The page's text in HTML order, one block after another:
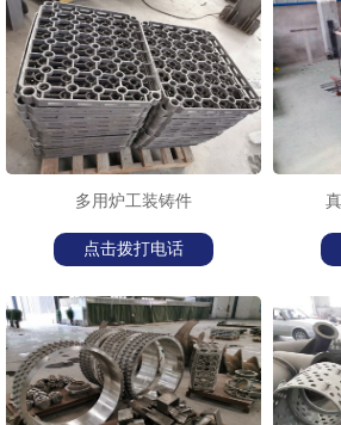
多用炉工装铸件
点击拨打电话